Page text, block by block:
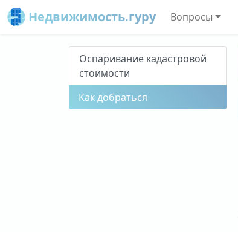
Недвижимость.гуру Вопросы
Оспаривание кадастровой
стоимости
Как добраться